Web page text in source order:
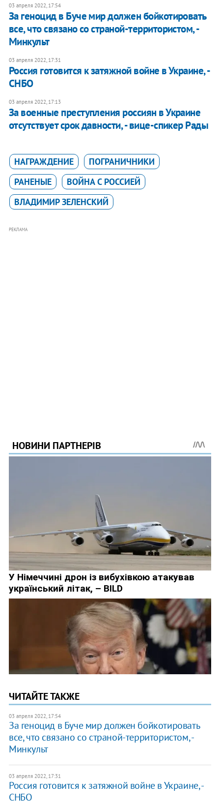
03 апреля 2022, 17:54
За геноцид в Буче мир должен бойкотировать
все, что связано со страной-территористом, -
Минкульт
03 апреля 2022, 17:31
Россия готовится к затяжной войне в Украине, -
СНБО
03 апреля 2022, 17:13
За военные преступления россиян в Украине
отсутствует срок давности, - вице-спикер Рады
НАГРАЖДЕНИЕ
ПОГРАНИЧНИКИ
РАНЕНЫЕ
ВОЙНА С РОССИЕЙ
ВЛАДИМИР ЗЕЛЕНСКИЙ
РЕКЛАМА
ЧИТАЙТЕ ТАКЖЕ
03 апреля 2022, 17:54
За геноцид в Буче мир должен бойкотировать
все, что связано со страной-территористом, -
Минкульт
03 апреля 2022, 17:31
Россия готовится к затяжной войне в Украине, -
СНБО